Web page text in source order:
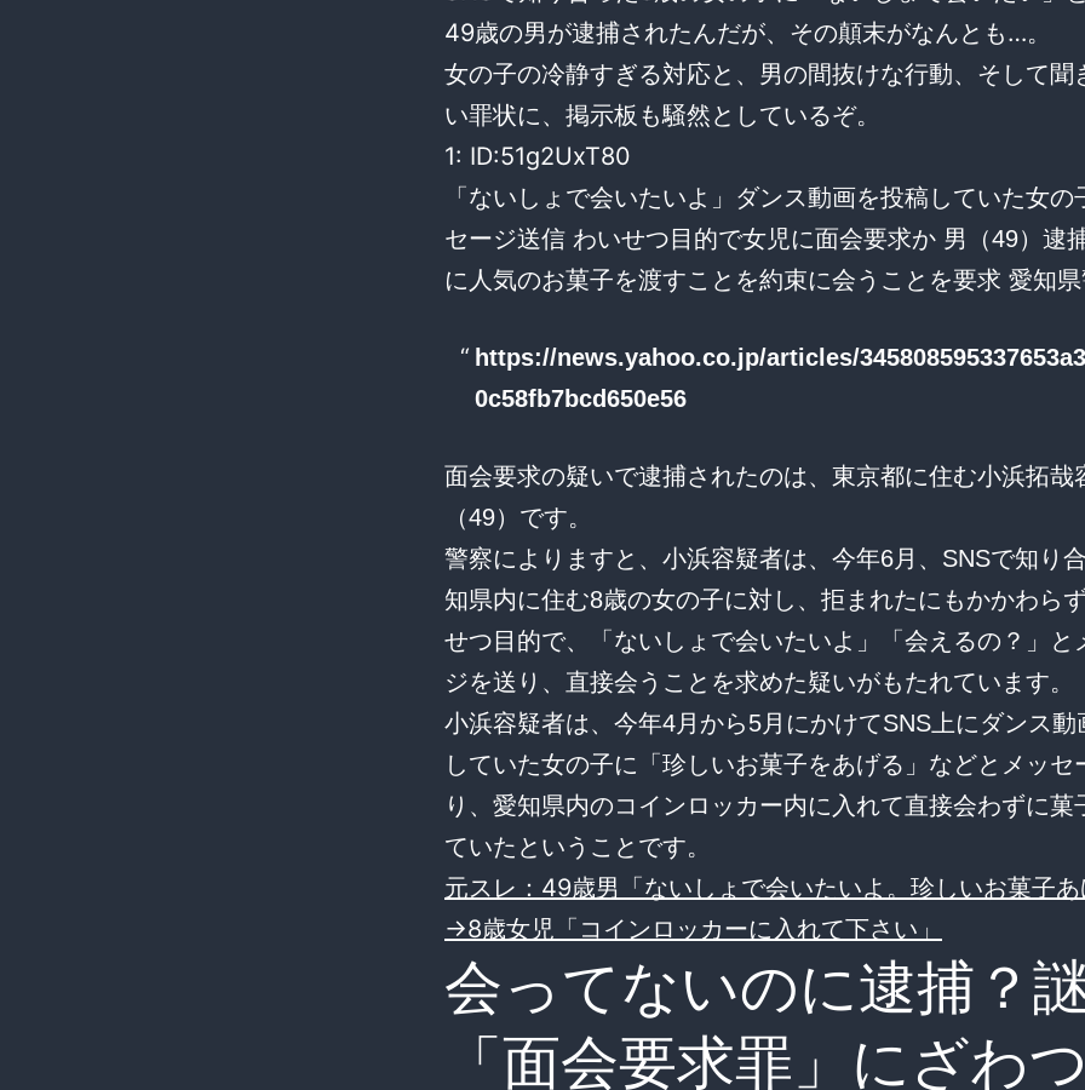
49歳の男が逮捕されたんだが、その顛末がなんとも…。
女の子の冷静すぎる対応と、男の間抜けな行動、そして聞
い罪状に、掲示板も騒然としているぞ。
1: ID:51g2UxT80
「ないしょで会いたいよ」ダンス動画を投稿していた女の
セージ送信 わいせつ目的で女児に面会要求か 男（49）逮
に人気のお菓子を渡すことを約束に会うことを要求 愛知
https://news.yahoo.co.jp/articles/
0c58fb7bcd650e56
面会要求の疑いで逮捕されたのは、東京都に住む小浜拓哉
（49）です。
警察によりますと、小浜容疑者は、今年6月、SNSで知り
知県内に住む8歳の女の子に対し、拒まれたにもかかわら
せつ目的で、「ないしょで会いたいよ」「会えるの？」と
ジを送り、直接会うことを求めた疑いがもたれています。
小浜容疑者は、今年4月から5月にかけてSNS上にダンス動
していた女の子に「珍しいお菓子をあげる」などとメッセ
り、愛知県内のコインロッカー内に入れて直接会わずに菓
ていたということです。
元スレ：49歳男「ないしょで会いたいよ。珍しいお菓子
→8歳女児「コインロッカーに入れて下さい」
会ってないのに逮捕？
「面会要求罪」にざわ